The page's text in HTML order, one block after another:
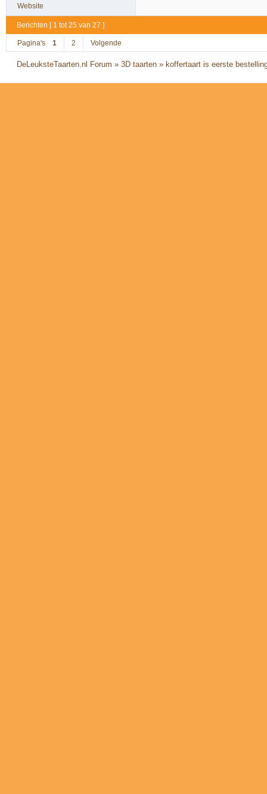
Website
Berichten [ 1 tot 25 van 27 ]
Pagina's 1 2 Volgende
DeLeuksteTaarten.nl Forum »3D taarten » koffertaart is eerste